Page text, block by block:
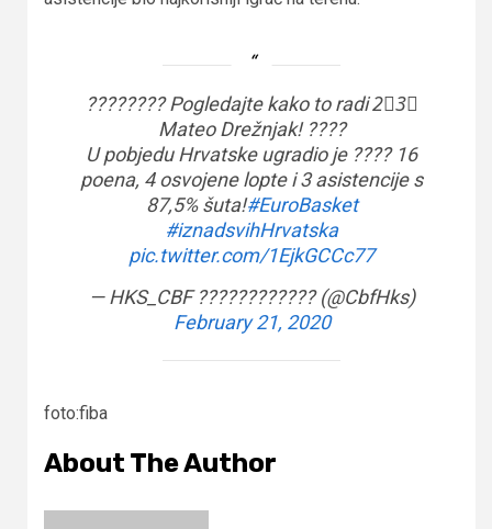
???????? Pogledajte kako to radi 2⃣3⃣
Mateo Drežnjak! ????
U pobjedu Hrvatske ugradio je ???? 16
poena, 4 osvojene lopte i 3 asistencije s
87,5% šuta!#EuroBasket
#iznadsvihHrvatska
pic.twitter.com/1EjkGCCc77
— HKS_CBF ???????????? (@CbfHks)
February 21, 2020
foto:fiba
About The Author